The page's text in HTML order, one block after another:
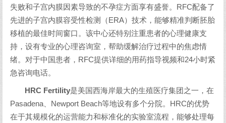
失败和子宫内膜因素导致的不孕症方面享有盛誉。RFC配备了
先进的子宫内膜容受性检测（ERA）技术，能够精准判断胚胎
移植的最佳时间窗口。该中心还特别注重患者的心理健康支
持，设有专业的心理咨询室，帮助缓解治疗过程中的焦虑情
绪。对于中国患者，RFC提供详细的用药指导视频和24小时紧
急咨询电话。
HRC Fertility是美国西海岸最大的生殖医疗集团之一，在
Pasadena、Newport Beach等地设有多个分院。HRC的优势
在于其规模化的运营能力和标准化的实验室流程，能够处理每